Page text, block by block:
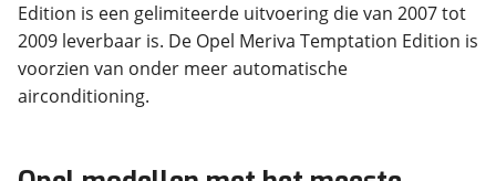
Edition is een gelimiteerde uitvoering die van 2007 tot
2009 leverbaar is. De Opel Meriva Temptation Edition is
voorzien van onder meer automatische
airconditioning.